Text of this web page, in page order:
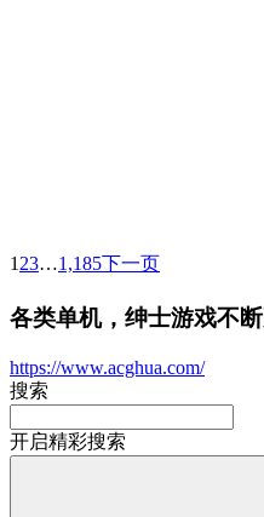
1 23…1,185下一页
各类单机，绅士游戏不断
https://www.acghua.com/
搜索
开启精彩搜索